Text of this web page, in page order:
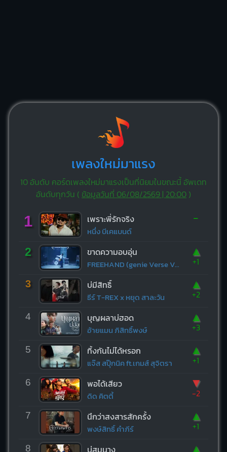
เพลงใหม่มาแรง
10 อันดับ คอร์ดเพลงใหม่มาแรงเป็นที่นิยมในขณะนี้ อัพเดท
อันดับทุกวัน ( ข้อมูลวันที่ 06/08/2569 | 20:00)
1 เพราะพี่รักจริง
หนึ่ง บีเคแบนด์
-
2 ขาดความอบอุ่น
FREEHAND (genie Verse Vol.1)
▲
+1
3 บ่มีสิทธิ์
ธีร์ T-REX x หยุด สาละวัน
▲
+2
4 บุญผลาบ่ฮอด
อ้ายแมน ภิสิทธิ์พงษ์
▲
+3
5 ทิ้งกันไม่ได้หรอก
แจ๊ส สปุ๊กนิค ft.เกมส์ สุจิตรา
▲
+1
6 พอได้เสียว
ดิด คิตตี้
▼
-2
7 นึกว่าสงสารสักครั้ง
พงษ์สิทธิ์ คำภีร์
▲
+1
8 บ่สมนาง